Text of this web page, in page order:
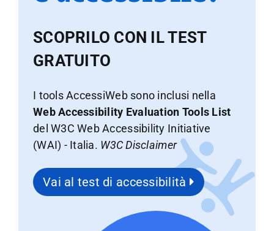
SCOPRILO CON IL TEST
GRATUITO
I tools AccessiWeb sono inclusi nella
Web Accessibility Evaluation Tools List
del W3C Web Accessibility Initiative
(WAI) - Italia. W3C Disclaimer
Vai al test di accessibilità